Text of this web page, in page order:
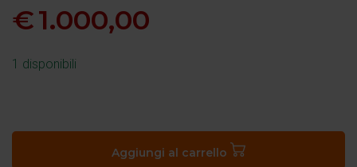
€1.000,00
1 disponibili
Aggiungi al carrello